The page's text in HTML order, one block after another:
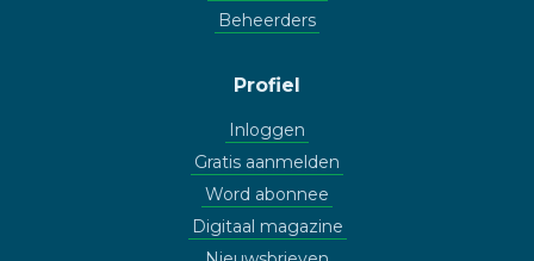
Beheerders
Profiel
Inloggen
Gratis aanmelden
Word abonnee
Digitaal magazine